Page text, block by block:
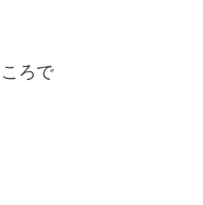
ろで